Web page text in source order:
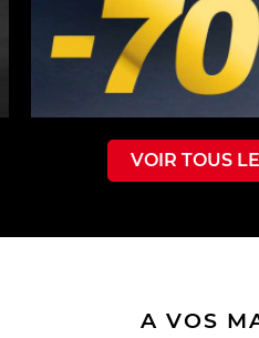
VOIR TOUS
A VOS